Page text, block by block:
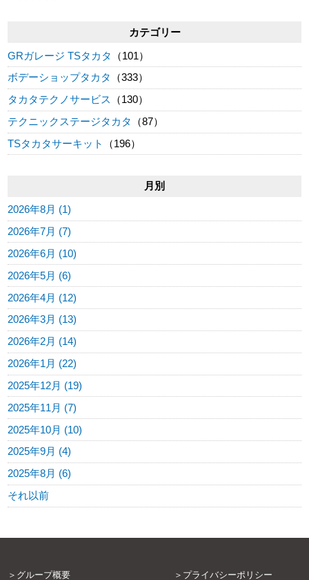
カテゴリー
GRガレージ TSタカタ
（101）
ボデーショップタカタ
（333）
タカタテクノサービス
（130）
テクニックステージタカタ
（87）
TSタカタサーキット
（196）
月別
2026年8月 (1)
2026年7月 (7)
2026年6月 (10)
2026年5月 (6)
2026年4月 (12)
2026年3月 (13)
2026年2月 (14)
2026年1月 (22)
2025年12月 (19)
2025年11月 (7)
2025年10月 (10)
2025年9月 (4)
2025年8月 (6)
それ以前
グループ概要 プライバシーポリシー